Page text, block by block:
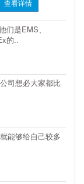
查看详情
们是EMS、
的..
司想必大家都比
能够给自己较多